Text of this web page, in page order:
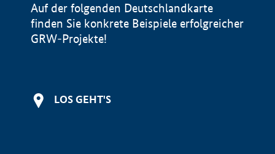
Auf der folgenden Deutschlandkarte
finden Sie konkrete Beispiele erfolgreicher
GRW-Projekte!
LOS GEHT'S